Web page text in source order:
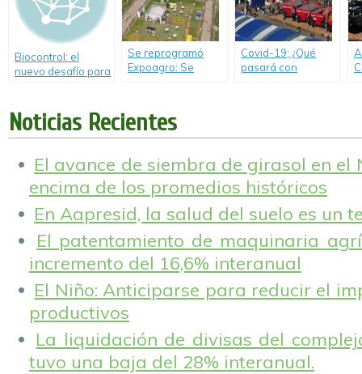
axial.
Biocontrol: el
nuevo desafío para
Se reprogramó
Expoagro: Se
Aires.
Covid-19; ¿Qué
pasará con
Noticias Recientes
El avance de siembra de girasol en el
encima de los promedios históricos
En Aapresid, la salud del suelo es un
El patentamiento de maquinaria
incremento del 16,6% interanual
El Niño: Anticiparse para reducir el
productivos
La liquidación de divisas del
tuvo una baja del 28% interanual.